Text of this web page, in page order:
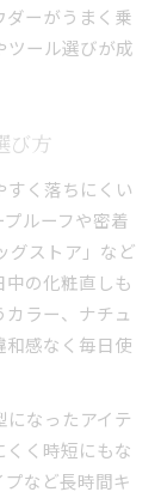
ーがうまく乗
ツール選びが成
び方
く落ちにくい
ルーフや密着
グストア」など
の化粧直しも
ラー、ナチュ
和感なく毎日使
なったアイテ
く時短にもな
など長時間キ